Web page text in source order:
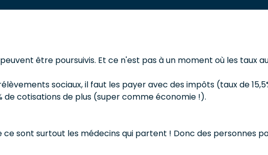
être poursuivis. Et ce n'est pas à un moment où les taux
sociaux, il faut les payer avec des impôts (taux de
cotisations de plus (super comme économie !).
ce sont surtout les médecins qui partent ! Donc des personnes